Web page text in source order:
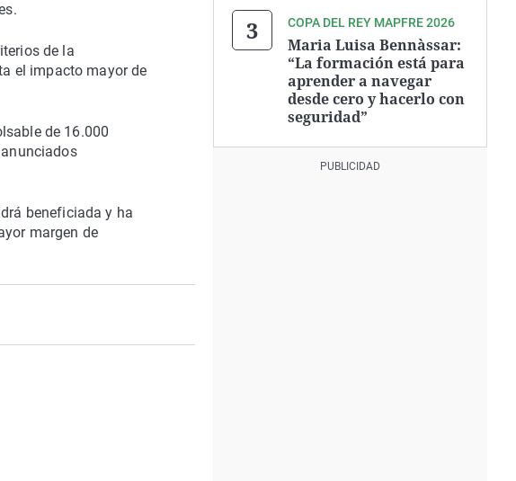
de la
el impacto mayor de
de 16.000
beneficiada y ha
margen de
COPA DEL REY MAPFRE 2026
Maria Luisa Bennàssar:
“La formación está para
aprender a navegar
desde cero y hacerlo con
seguridad”